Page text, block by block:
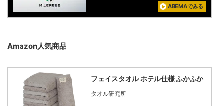
ABEMAでみる
Amazon人気商品
フェイスタオル ホテル仕様 ふかふか
タオル研究所